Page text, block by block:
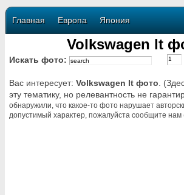
Главная Европа Япония
Volkswagen lt
Искать фото:
Вас интересует: Volkswagen lt фото .
эту тематику, но релевантность не
обнаружили, что какое-то фото нарушает
допустимый характер, пожалуйста сообщите нам